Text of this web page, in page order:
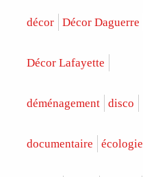
décor Décor Daguerre
Décor Lafayette
déménagement disco
documentaire écologie